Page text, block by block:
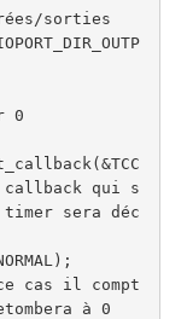
sorties
0
(&TCC
qui s
timer sera déc
) ;
cas il compt
à 0